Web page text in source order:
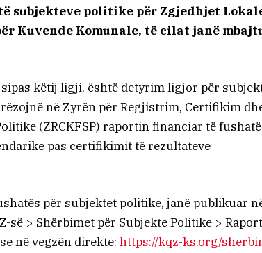
subjekteve politike për Zgjedhjet
Kuvende Komunale, të cilat janë
këtij ligji, është detyrim ligjor për
në Zyrën për Regjistrim, Certifikim
(ZRCKFSP) raportin financiar të
pas certifikimit të rezultateve
për subjektet politike, janë publikuar
së > Shërbimet për Subjekte Politike >
në vegzën direkte: https://kqz-ks.org/